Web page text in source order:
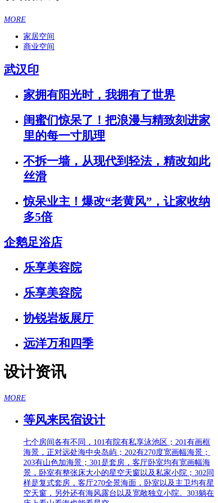
MORE
家居空间
商业空间
武汉印
家拥有阳光时，我拥有了世界
闺蜜们惊呆了！把浪漫与精致刻进家
里的每一寸肌理
不拆一墙，从现代到轻法，精改如此
丝滑
惊呆业主！爆改“老黄风”，让家收纳
多5倍
企鹅足浴店
乐享美容院
乐享美容院
协锐岩板展厅
远洋万和四季
设计资讯
MORE
等风来民宿设计
七个房间各有不同，101有院有私享泳池区；201有画框
海景，正对远处海中央岛屿；202有270度宽画幅海景；
203有山色加海景；301是套房，客厅卧室均有宽画幅海
景，卧室有整张床大小的星空天窗以及私家小院；302同
样是复式套房，客厅270全景海面，卧室以及主卫均有星
空天窗，另外还有海风露台以及宽敞独立小院。303躺在